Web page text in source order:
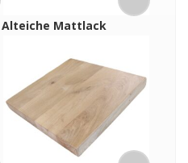
Alteiche Mattlack